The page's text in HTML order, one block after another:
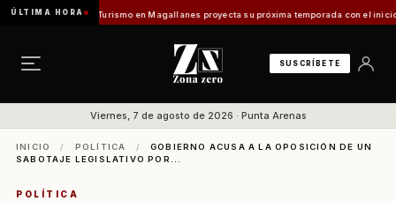
ÚLTIMA HORA
Vladilo] Turismo en Magallanes proyecta su próxima temporada con el inicio de
SUSCRÍBETE
Viernes, 7 de agosto de 2026 · Punta Arenas
INICIO / POLÍTICA /
GOBIERNO ACUSA A LA OPOSICIÓN DE UN
SABOTAJE LEGISLATIVO POR...
POLÍTICA